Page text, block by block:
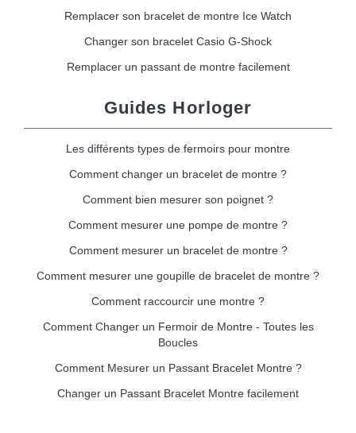
Remplacer son bracelet de montre Ice Watch
Changer son bracelet Casio G-Shock
Remplacer un passant de montre facilement
Guides Horloger
Les différents types de fermoirs pour montre
Comment changer un bracelet de montre ?
Comment bien mesurer son poignet ?
Comment mesurer une pompe de montre ?
Comment mesurer un bracelet de montre ?
Comment mesurer une goupille de bracelet de montre ?
Comment raccourcir une montre ?
Comment Changer un Fermoir de Montre - Toutes les
Boucles
Comment Mesurer un Passant Bracelet Montre ?
Changer un Passant Bracelet Montre facilement